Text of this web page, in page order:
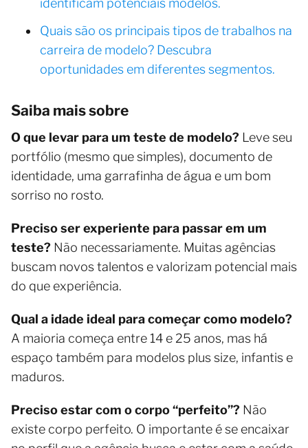
Quais são os principais tipos de trabalhos na
carreira de modelo? Descubra
oportunidades em diferentes segmentos.
Saiba mais sobre
O que levar para um teste de modelo? Leve seu
portfólio (mesmo que simples), documento de
identidade, uma garrafinha de água e um bom
sorriso no rosto.
Preciso ser experiente para passar em um
teste? Não necessariamente. Muitas agências
buscam novos talentos e valorizam potencial mais
do que experiência.
Qual a idade ideal para começar como modelo?
A maioria começa entre 14 e 25 anos, mas há
espaço também para modelos plus size, infantis e
maduros.
Preciso estar com o corpo “perfeito”? Não
existe corpo perfeito. O importante é se encaixar